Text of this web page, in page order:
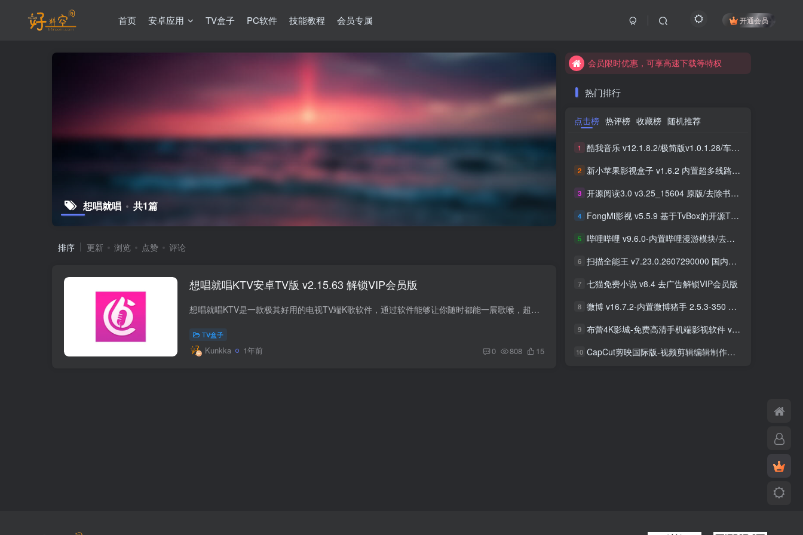
首页 安卓应用 TV盒子 PC软件 技能教程 会员专属 开通会员
想唱就唱 共1篇
排序 更新 浏览 点赞 评论
想唱就唱KTV安卓TV版 v2.15.63 解锁VIP会员版
想唱就唱KTV是一款极其好用的电视TV端K歌软件，通过软件能够让你随时都能一展歌喉，超级的方便，给你带来非常人性化的点歌平台，你能够自动恢复已点的歌曲，还可以跳过坏歌和坏硬盘，支持大型歌...
TV盒子
Kunkka 1年前 0 808 15
会员限时优惠，可享高速下载等特权
会员限时优惠，可享高速下载等特权
热门排行
点击榜 热评榜 收藏榜 随机推荐
1 酷我音乐 v12.1.8.2/极简版v1.0.1.28/车机版v7.6.2.21 去广告解锁会员版最新可用版
2 新小苹果影视盒子 v1.6.2 内置超多线路 免捐赠版
3 开源阅读3.0 v3.25_15604 原版/去除书源限制/内置书源版 及 2025.09月书源
4 FongMi影视 v5.5.9 基于TvBox的开源TV盒子&安卓影视播放器
5 哔哩哔哩 v9.6.0-内置哔哩漫游模块/去广告精简优化版
6 扫描全能王 v7.23.0.2607290000 国内版/国际版 解锁本地会员
7 七猫免费小说 v8.4 去广告解锁VIP会员版
8 微博 v16.7.2-内置微博猪手 2.5.3-350 去广告净化模块-支持安卓15
9 布蕾4K影城-免费高清手机端影视软件 v3.5.1 去广告纯净版
10 CapCut剪映国际版-视频剪辑编辑制作工具 v18.8.0 解锁专业版